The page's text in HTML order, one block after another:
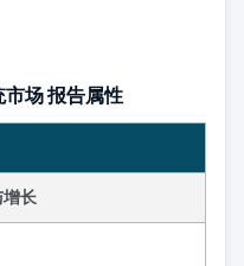
场 报告属性
长